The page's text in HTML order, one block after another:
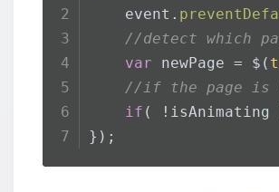
    event.
//detect which
var newPage = $(
//if the page is
if ( !isAnimating
});